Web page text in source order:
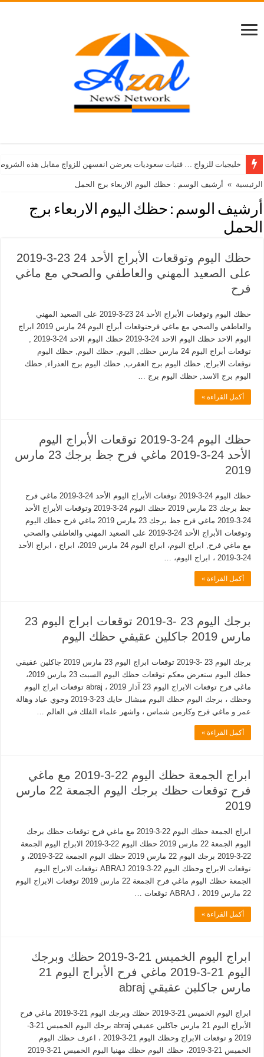
خليجيات للزواج … فتيات سعوديات يعرضن انفسهن للزواج مقابل هذه
الرئيسية » أرشيف الوسم : حظك اليوم الاربعاء برج الحمل
أرشيف الوسم : حظك اليوم الاربعاء برج
الحمل
حظك اليوم وتوقعات الأبراج الأحد 24 23-3-2019
على الصعيد المهني والعاطفي والصحي مع ماغي
فرح
حظك اليوم وتوقعات الأبراج الأحد 24 23-3-2019 على الصعيد المهني
والعاطفي والصحي مع ماغي فرحتوقعات أبراج اليوم 24 مارس 2019 ابراج
اليوم الاحد حظك اليوم الاحد 24-3-2019 حظك اليوم الاحد 24-3-2019 ,
توقعات أبراج اليوم 24 مارس حظك, اليوم, حظك اليوم, حظك اليوم
توقعات الابراج, حظك اليوم برج العقرب, حظك اليوم برج العذراء, حظك
اليوم برج الاسد, حظك اليوم برج …
أكمل القراءة »
حظك اليوم 24-3-2019 توقعات الأبراج اليوم
الأحد 24-3-2019 ماغي فرح جظ برجك 23 مارس
2019
حظك اليوم 24-3-2019 توقعات الأبراج اليوم الأحد 24-3-2019 ماغي فرح
جظ برجك 23 مارس 2019 حظك اليوم 24-3-2019 وتوقعات الأبراج الأحد
24-3-2019 ماغي فرح جظ برجك 23 مارس 2019 ماغي فرح حظك اليوم
وتوقعات الأبراج الأحد 24-3-2019 على الصعيد المهني والعاطفي والصحي
مع ماغي فرح, ابراج اليوم، ابراج اليوم 24 مارس 2019، ابراج ، ابراج الأحد
24-3-2019 ، ابراج اليوم، …
أكمل القراءة »
برجك اليوم 23 -3-2019 توقعات ابراج اليوم 23
مارس 2019 جاكلين عقيقي حظك اليوم
برجك اليوم 23 -3-2019 توقعات ابراج اليوم 23 مارس 2019 جاكلين عقيقي
حظك اليوم ستعرض معكم توقعات حظك اليوم السبت 23 مارس 2019،
ماغي فرح توقعات الابراج اليوم 23 آذار 2019 ، abraj توقعات ابراج اليوم
وحظك ، برجك اليوم حظك اليوم ميشال حايك 23-3-2019 وجوي عياد وهالة
عمر و ماغي فرح وكارمن شماس ، واشهر علماء الفلك في العالم …
أكمل القراءة »
ابراج الجمعة حظك اليوم 22-3-2019 مع ماغي
فرح توقعات حظك برجك اليوم الجمعة 22 مارس
2019
ابراج الجمعة حظك اليوم 22-3-2019 مع ماغي فرح توقعات حظك برجك
اليوم الجمعة 22 مارس 2019 حظك اليوم 22-3-2019 الابراج اليوم الجمعة
22-3-2019 برجك اليوم 22 مارس 2019 حظك اليوم الجمعة 22-3-2019، و
توقعات الابراج وحظك اليوم 22-3-2019 ABRAJ توقعات الابراج اليوم
الجمعة حظك اليوم ماغي فرح الجمعة 22 مارس 2019 توقعات الابراج اليوم
22 مارس 2019 ، ABRAJ توقعات …
أكمل القراءة »
ابراج اليوم الخميس 21-3-2019 حظك وبرجك
اليوم 21-3-2019 ماغي فرح الأبراج اليوم 21
مارس جاكلين عقيقي abraj
ابراج اليوم الخميس 21-3-2019 حظك وبرجك اليوم 21-3-2019 ماغي فرح
الأبراج اليوم 21 مارس جاكلين عقيقي abraj برجك اليوم الخميس 21-3-
2019 و توقعات الابراج وحظك اليوم 21-3-2019 ، اعرف حظك اليوم